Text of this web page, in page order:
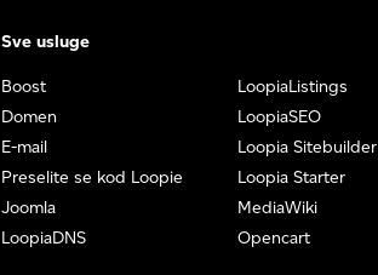
Sve usluge
Boost
Domen
E-mail
Preselite se kod Loopie
Joomla
LoopiaDNS
LoopiaListings
LoopiaSEO
Loopia Sitebuilder
Loopia Starter
MediaWiki
Opencart